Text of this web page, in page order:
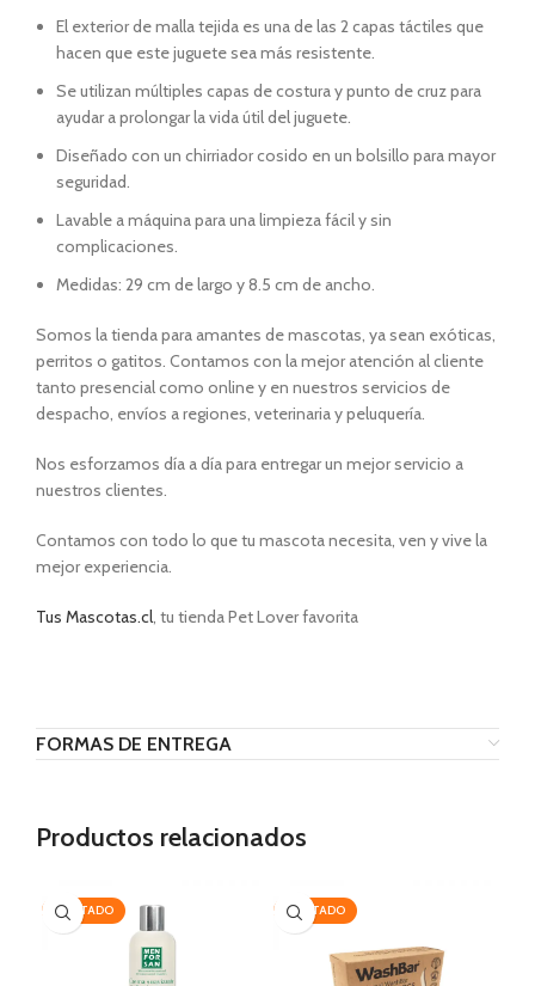
El exterior de malla tejida es una de las 2 capas táctiles que
hacen que este juguete sea más resistente.
Se utilizan múltiples capas de costura y punto de cruz para
ayudar a prolongar la vida útil del juguete.
Diseñado con un chirriador cosido en un bolsillo para mayor
seguridad.
Lavable a máquina para una limpieza fácil y sin
complicaciones.
Medidas: 29 cm de largo y 8.5 cm de ancho.
Somos la tienda para amantes de mascotas, ya sean exóticas,
perritos o gatitos. Contamos con la mejor atención al cliente
tanto presencial como online y en nuestros servicios de
despacho, envíos a regiones, veterinaria y peluquería.
Nos esforzamos día a día para entregar un mejor servicio a
nuestros clientes.
Contamos con todo lo que tu mascota necesita, ven y vive la
mejor experiencia.
Tus Mascotas.cl, tu tienda Pet Lover favorita
FORMAS DE ENTREGA
Productos relacionados
AGOTADO AGOTADO